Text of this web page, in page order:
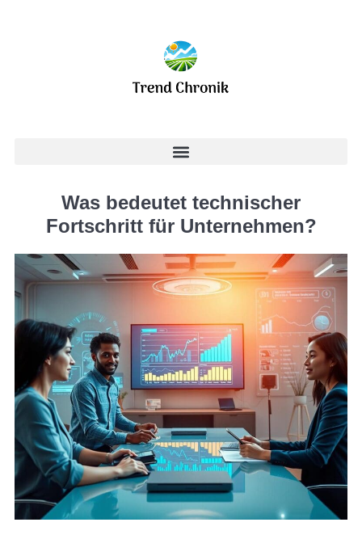
Was bedeutet technischer
Fortschritt für Unternehmen?